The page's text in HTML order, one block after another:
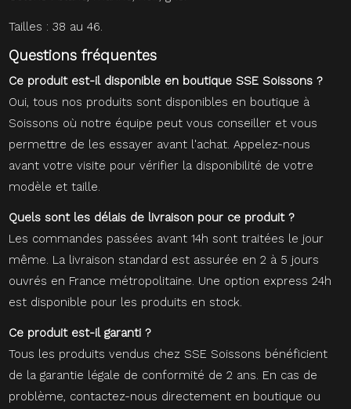
Tailles : 38 au 46.
Questions fréquentes
Ce produit est-il disponible en boutique SSE Soissons ?
Oui, tous nos produits sont disponibles en boutique à
Soissons où notre équipe peut vous conseiller et vous
permettre de les essayer avant l'achat. Appelez-nous
avant votre visite pour vérifier la disponibilité de votre
modèle et taille.
Quels sont les délais de livraison pour ce produit ?
Les commandes passées avant 14h sont traitées le jour
même. La livraison standard est assurée en 2 à 5 jours
ouvrés en France métropolitaine. Une option express 24h
est disponible pour les produits en stock.
Ce produit est-il garanti ?
Tous les produits vendus chez SSE Soissons bénéficient
de la garantie légale de conformité de 2 ans. En cas de
problème, contactez-nous directement en boutique ou